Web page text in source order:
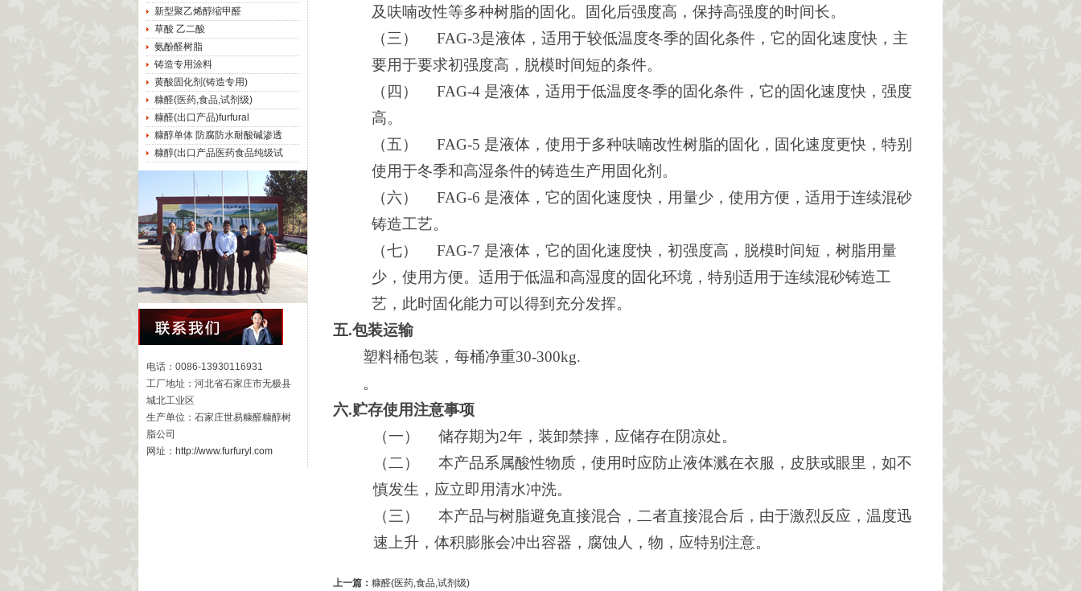
新型聚乙烯醇缩甲醛
草酸 乙二酸
氨酚醛树脂
铸造专用涂料
黄酸固化剂(铸造专用)
糠醛(医药,食品,试剂级)
糠醛(出口产品)furfural
糠醇单体 防腐防水耐酸碱渗透
糠醇(出口产品医药食品纯级试
电话：0086-13930116931
工厂地址：河北省石家庄市无极县
城北工业区
生产单位：石家庄世易糠醛糠醇树
脂公司
网址： http://www.furfuryl.com
及呋喃改性等多种树脂的固化。固化后强度高，保持高强度的时间长。
（三）
FAG-3是液体，适用于较低温度冬季的固化条件，它的固化速度快，主
要用于要求初强度高，脱模时间短的条件。
（四）
FAG-4 是液体，适用于低温度冬季的固化条件，它的固化速度快，强度
高。
（五）
FAG-5 是液体，使用于多种呋喃改性树脂的固化，固化速度更快，特别
使用于冬季和高湿条件的铸造生产用固化剂。
（六）
FAG-6 是液体，它的固化速度快，用量少，使用方便，适用于连续混砂
铸造工艺。
（七）
FAG-7 是液体，它的固化速度快，初强度高，脱模时间短，树脂用量
少，使用方便。适用于低温和高湿度的固化环境，特别适用于连续混砂铸造工
艺，此时固化能力可以得到充分发挥。
五.包装运输
塑料桶包装，每桶净重30-300kg.
。
六.贮存使用注意事项
（一）
储存期为2年，装卸禁摔，应储存在阴凉处。
（二）
本产品系属酸性物质，使用时应防止液体溅在衣服，皮肤或眼里，如不
慎发生，应立即用清水冲洗。
（三）
本产品与树脂避免直接混合，二者直接混合后，由于激烈反应，温度迅
速上升，体积膨胀会冲出容器，腐蚀人，物，应特别注意。
上一篇： 糠醛(医药,食品,试剂级)